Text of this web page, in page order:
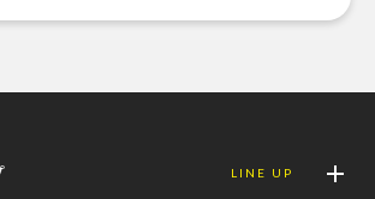
LINE UP